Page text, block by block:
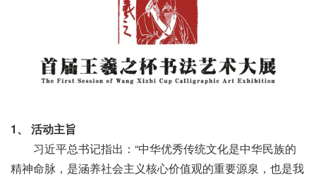
1、 活动主旨
习近平总书记指出：“中华优秀传统文化是中华民族的
精神命脉，是涵养社会主义核心价值观的重要源泉，也是我